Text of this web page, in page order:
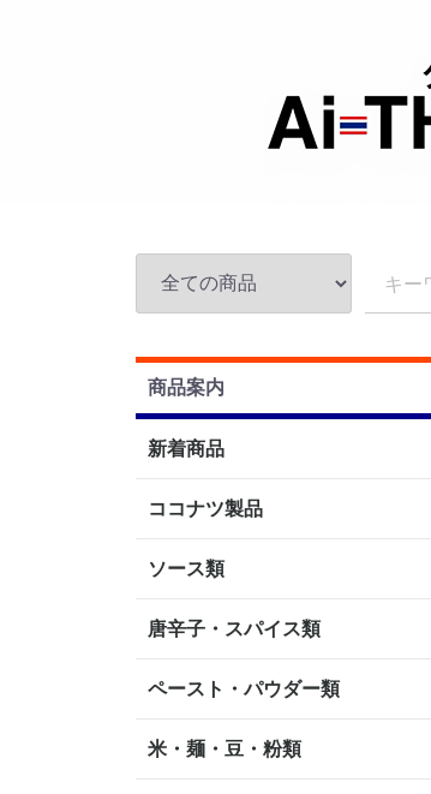
商品案内
新着商品
ココナツ製品
ソース類
唐辛子・スパイス類
ペースト・パウダー類
米・麺・豆・粉類